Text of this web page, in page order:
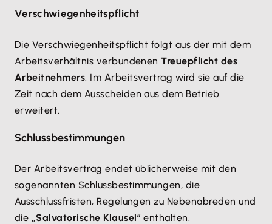
Verschwiegenheitspflicht
Die Verschwiegenheitspflicht folgt aus der mit dem
Arbeitsverhältnis verbundenenTreuepflicht des
Arbeitnehmers. Im Arbeitsvertrag wird sie auf die
Zeit nach dem Ausscheiden aus dem Betrieb
erweitert.
Schlussbestimmungen
Der Arbeitsvertrag endet üblicherweise mit den
sogenannten Schlussbestimmungen, die
Ausschlussfristen, Regelungen zu Nebenabreden und
die „Salvatorische Klausel“ enthalten.